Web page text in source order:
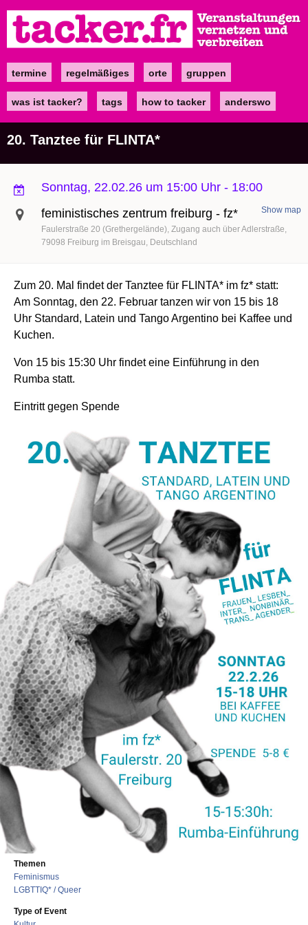
zum
Inhalt
Maintermine regelmäßiges orte gruppen
was ist tacker? tags how to tacker anderswo
20. Tanztee für FLINTA*
Sonntag, 22.02.26 um 15:00 Uhr - 18:00
feministisches zentrum freiburg - fz*
Faulerstraße 20 (Grethergelände) Zugang auch über Adlerstraße
79098 Freiburg im Breisgau Deutschland
Show map
Zum 20. Mal findet der Tanztee für FLINTA* im fz* statt:
Am Sonntag, den 22. Februar tanzen wir von 15 bis 18
Uhr Standard, Latein und Tango Argentino bei Kaffee und
Kuchen.
Von 15 bis 15:30 Uhr findet eine Einführung in den
Rumba statt.
Eintritt gegen Spende
Themen
Feminismus
LGBTTIQ* / Queer
Type of Event